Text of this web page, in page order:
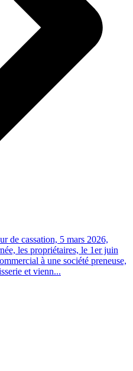
de cassation, 5 mars 2026,
les propriétaires, le 1er juin
à une société preneuse,
et vienn...